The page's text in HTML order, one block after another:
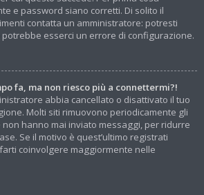
e password siano corretti. Di solito il
contatta un amministratore: potresti
esserci un errore di configurazione.
fa, ma non riesco più a connettermi?!
abbia cancellato o disattivato il tuo
Molti siti rimuovono periodicamente gli
hanno mai inviato messaggi, per ridurre
Se il motivo è quest’ultimo registrati
coinvolgere maggiormente nelle